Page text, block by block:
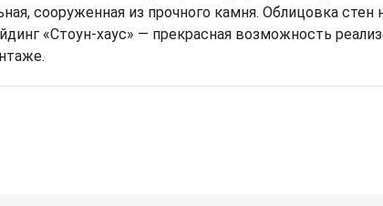
сооруженная из прочного камня. Облицовка
«Стоун-хаус» — прекрасная возможность